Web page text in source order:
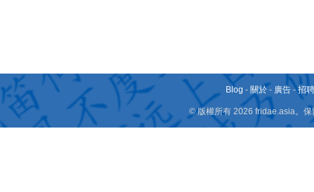
Blog - 關於 - 廣告 -招
© 版權所有 2026 fridae.asia。